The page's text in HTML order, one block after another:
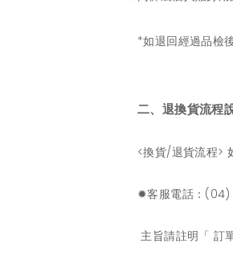
*如退回經過品檢
二、退換貨流程
<換貨/退貨流程>
✹客服電話：(04)
主旨請註明「 訂